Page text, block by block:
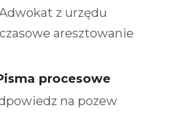
z urzędu
aresztowanie
procesowe
na pozew